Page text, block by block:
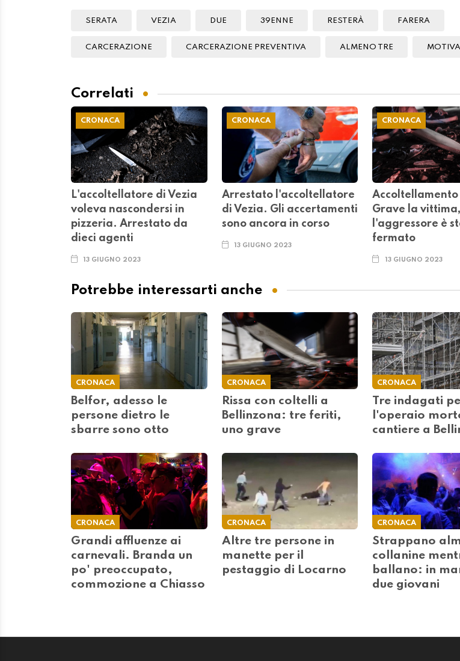
SERATA VEZIA DUE 39ENNE RESTERÀ FARERA
CARCERAZIONE CARCERAZIONE PREVENTIVA ALMENO TRE
Correlati
CRONACA
L'accoltellatore di Vezia
voleva nascondersi in
pizzeria. Arrestato da
dieci agenti
13 GIUGNO 2023
CRONACA
Arrestato l'accoltellatore
di Vezia. Gli accertamenti
sono ancora in corso
13 GIUGNO 2023
CRONACA
Accoltellamento
Grave la vittima,
l'aggressore è
fermato
13 GIUGNO 2023
Potrebbe interessarti anche
CRONACA
Belfor, adesso le
persone dietro le
sbarre sono otto
CRONACA
Rissa con coltelli a
Bellinzona: tre feriti,
uno grave
CRONACA
Tre indagati
l'operaio
cantiere a
CRONACA
Grandi affluenze ai
carnevali. Branda un
po' preoccupato,
commozione a Chiasso
CRONACA
Altre tre persone in
manette per il
pestaggio di Locarno
CRONACA
Strappano
collanine
ballano: in
due giovani